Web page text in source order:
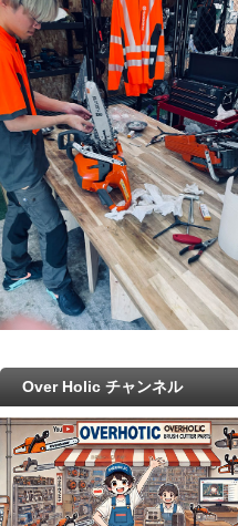
Over Holic チャンネル